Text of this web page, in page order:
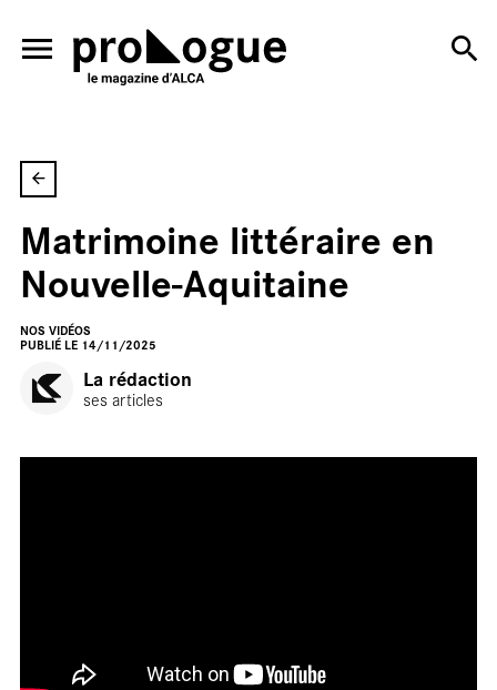
ALLER AU CONTENU PRINCIPAL
Matrimoine littéraire en
Nouvelle-Aquitaine
NOS VIDÉOS
PUBLIÉ LE 14/11/2025
La rédaction
ses articles
En
salle